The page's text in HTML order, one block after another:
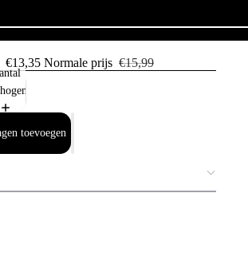
€13,35 Normale prijs €15,99
toevoegen